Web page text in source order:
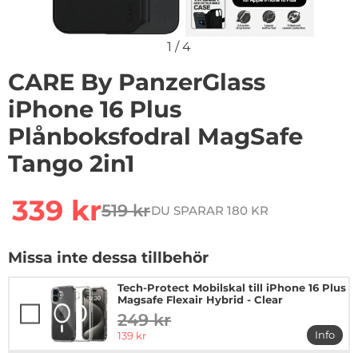
1 /4
CARE By PanzerGlass
iPhone 16 Plus
Plånboksfodral MagSafe
Tango 2in1
rea pris
339 krtidigare pris
519 krDU SPARAR 180 KR
Missa inte dessa tillbehör
Tech-Protect Mobilskal till iPhone 16 Plus
Magsafe Flexair Hybrid - Clear
tidigare pris
249 kr
rea pris
139 kr
Info
mer